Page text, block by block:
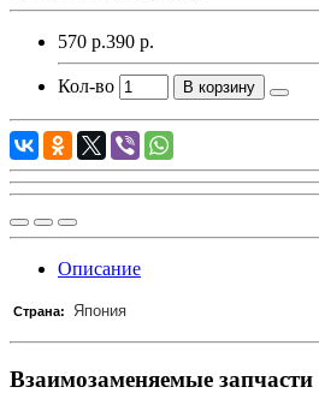
570 р.390 р.
Кол-во В корзину
Описание
Страна: Япония
Взаимозаменяемые запчасти